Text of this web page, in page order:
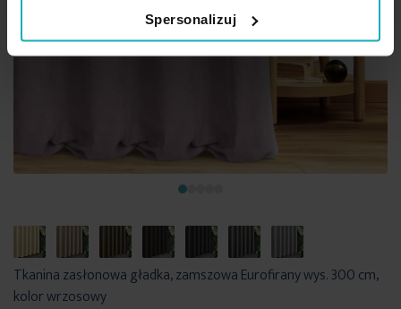
Spersonalizuj
Tkanina zasłonowa gładka, zamszowa Eurofirany wys. 300 cm,
kolor wrzosowy